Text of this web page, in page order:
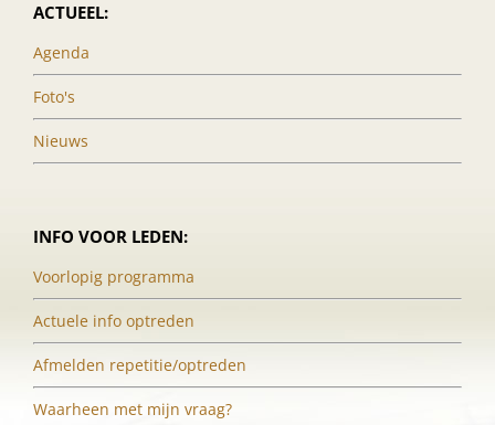
ACTUEEL:
Agenda
Foto's
Nieuws
INFO VOOR LEDEN:
Voorlopig programma
Actuele info optreden
Afmelden repetitie/optreden
Waarheen met mijn vraag?